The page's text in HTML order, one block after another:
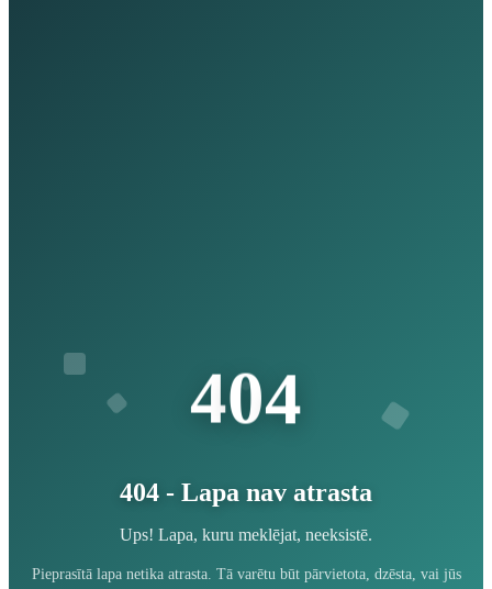
404
404 - Lapa nav atrasta
Ups! Lapa, kuru meklējat, neeksistē.
Pieprasītā lapa netika atrasta. Tā varētu būt pārvietota, dzēsta, vai jūs